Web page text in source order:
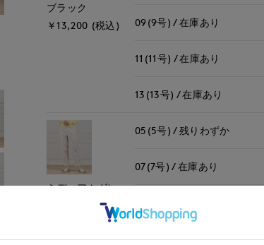
モデル身長:162cm 着用サイズ:09(M)
ブラック
￥13,200 (税込)
09(9号) 在庫あり
11(11号) 在庫あり
13(13号) 在庫あり
ミディアムグレー
￥13,200 (税込)
05(5号) 残りわずか
07(7号) 在庫あり
11(11号) 在庫あり